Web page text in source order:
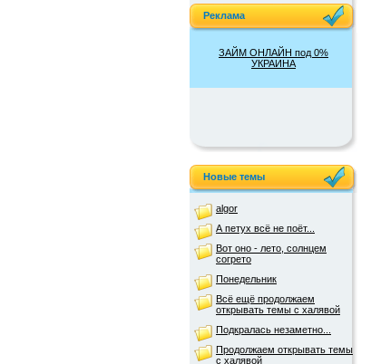
Реклама
ЗАЙМ ОНЛАЙН под 0%
УКРАИНА
Новые темы
algor
А петух всё не поёт...
Вот оно - лето, солнцем
согрето
Понедельник
Всё ещё продолжаем
открывать темы с халявой
Подкралась незаметно...
Продолжаем открывать темы
с халявой